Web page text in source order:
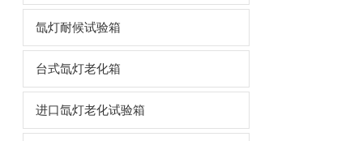
氙灯耐候试验箱
台式氙灯老化箱
进口氙灯老化试验箱